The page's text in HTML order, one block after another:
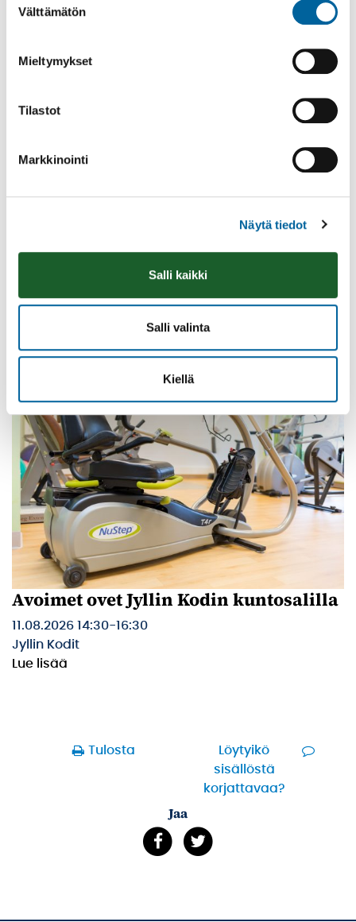
valinta
Välttämätön
Mieltymykset
Tilastot
Markkinointi
Näytä tiedot
Salli kaikki
Salli valinta
Kiellä
Ikaalisten Nykymarttojen puuropäivä
10.08.2026 09:00-14:30
Avoimet ovet Jyllin Kodin kuntosalilla
11.08.2026 14:30-16:30
Jyllin Kodit
Lue lisää
Tulosta
Löytyikö
sisällöstä
korjattavaa?
Jaa